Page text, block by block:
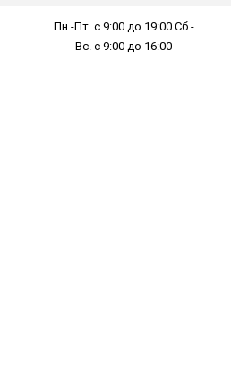
Пн.-Пт. с 9:00 до 19:00 Сб.-
Вс. с 9:00 до 16:00